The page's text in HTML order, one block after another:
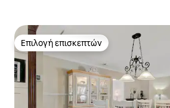
Επιλογή επισκεπτών
Επιλογή επισκεπτών